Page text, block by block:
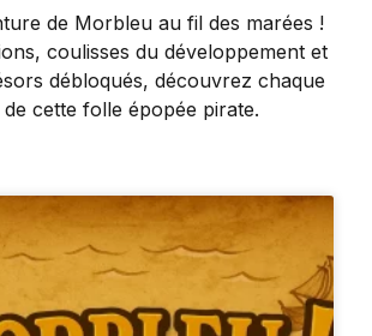
de Morbleu au fil des marées !
coulisses du développement et
débloqués, découvrez chaque
de cette folle épopée pirate.